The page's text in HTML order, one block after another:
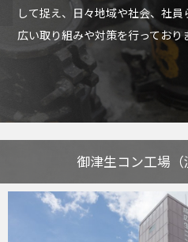
して捉え、日々地域や社会、社
広い取り組みや対策を行っており
御津生コン工場（